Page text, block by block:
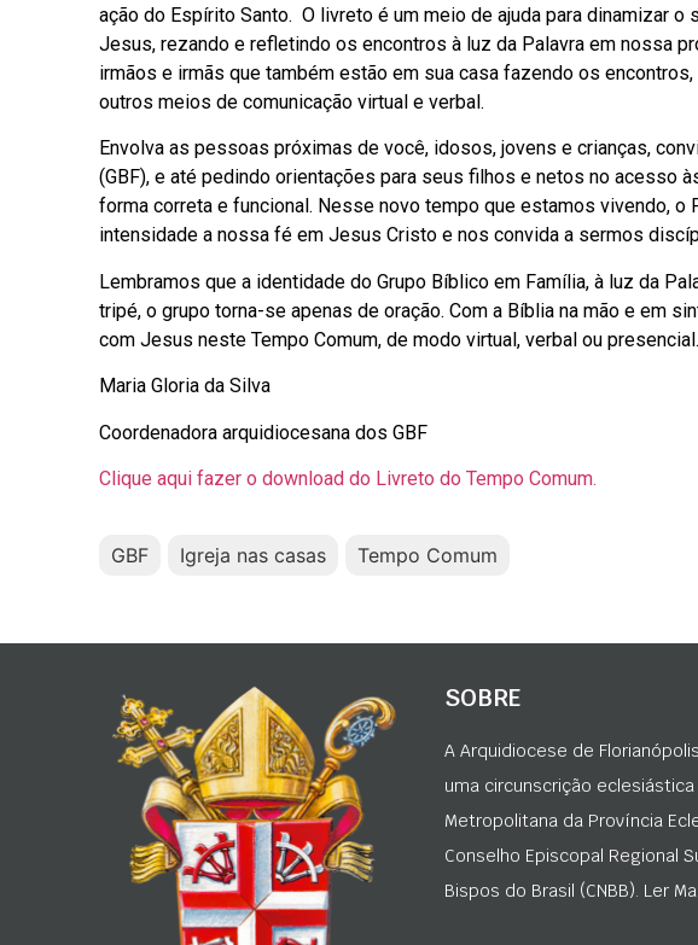
ação do Espírito Santo. O livreto é um meio de ajuda para dinamizar
Jesus, rezando e refletindo os encontros à luz da Palavra em nossa
irmãos e irmãs que também estão em sua casa fazendo os
outros meios de comunicação virtual e verbal.
Envolva as pessoas próximas de você, idosos, jovens e crianças,
(GBF), e até pedindo orientações para seus filhos e netos no acesso
forma correta e funcional. Nesse novo tempo que estamos vivendo, o
intensidade a nossa fé em Jesus Cristo e nos convida a sermos
Lembramos que a identidade do Grupo Bíblico em Família, à luz da
tripé, o grupo torna-se apenas de oração. Com a Bíblia na mão e em
com Jesus neste Tempo Comum, de modo virtual, verbal ou presencial.
Maria Gloria da Silva
Coordenadora arquidiocesana dos GBF
Clique aqui fazer o download do Livreto do Tempo Comum.
GBF Igreja nas casas Tempo Comum
SOBRE
A Arquidiocese de
uma circunscrição
Metropolitana da Província
Conselho Episcopal Regional
Bispos do Brasil (CNBB). Ler